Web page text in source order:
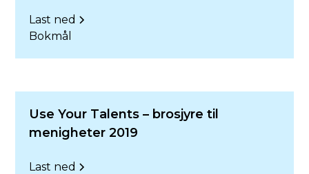
Last ned
Bokmål
Use Your Talents – brosjyre til
menigheter 2019
Last ned